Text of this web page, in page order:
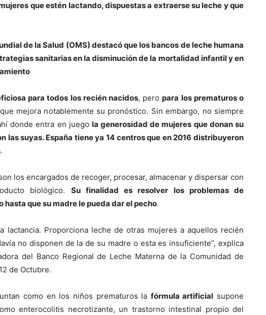
que estén lactando, dispuestas a extraerse su leche y que
de la Salud (OMS) destacó que los bancos de leche humana
sanitarias en la disminución de la mortalidad infantil y en
para todos los recién nacidos, peropara los prematuros o
mejora notablemente su pronóstico. Sin embargo, no siempre
donde entra en juego la generosidad de mujeres que donan su
las suyas. España tiene ya 14 centros que en 2016 distribuyeron
.
los encargados de recoger, procesar, almacenar y dispersar con
biológico. Su finalidad es resolver los problemas de
que su madre le pueda dar el pecho.
lactancia. Proporciona leche de otras mujeres a aquellos recién
no disponen de la de su madre o esta es insuficiente”, explica
del Banco Regional de Leche Materna de la Comunidad de
de Octubre.
como en los niños prematuros la fórmula artificial supone
enterocolitis necrotizante, un trastorno intestinal propio del